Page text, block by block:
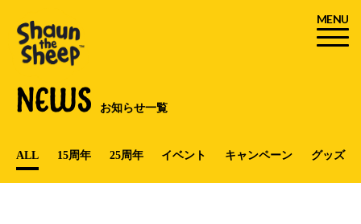
MENU
NEWS お知らせ一覧
ALL 15周年 25周年 イベント キャンペーン グッズ